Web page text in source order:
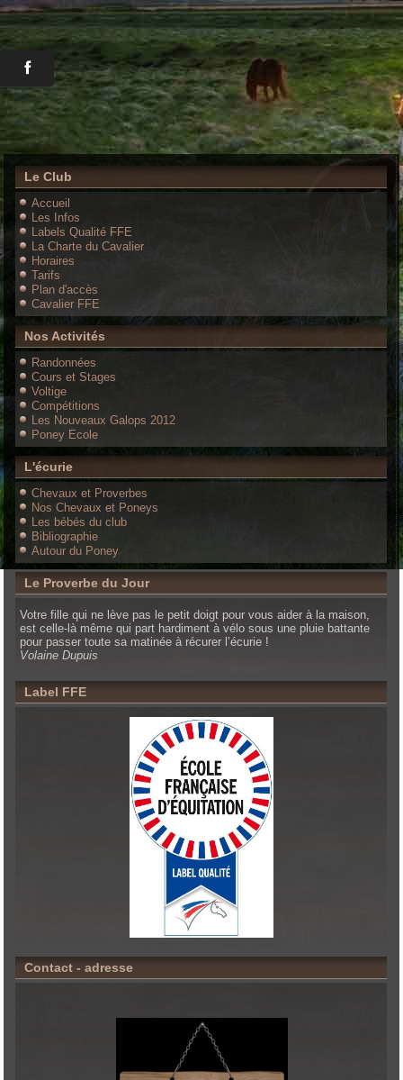
Le Club
Accueil
Les Infos
Labels Qualité FFE
La Charte du Cavalier
Horaires
Tarifs
Plan d'accès
Cavalier FFE
Nos Activités
Randonnées
Cours et Stages
Voltige
Compétitions
Les Nouveaux Galops 2012
Poney Ecole
L'écurie
Chevaux et Proverbes
Nos Chevaux et Poneys
Les bébés du club
Bibliographie
Autour du Poney
Le Proverbe du Jour
Votre fille qui ne lève pas le petit doigt pour vous aider à la maison,
est celle-là même qui part hardiment à vélo sous une pluie battante
pour passer toute sa matinée à récurer l’écurie !
Volaine Dupuis
Label FFE
Contact - adresse